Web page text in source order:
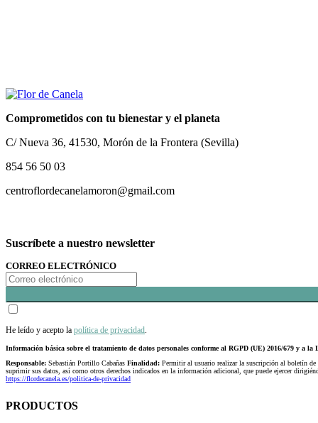
Comprometidos con tu bienestar y el planeta
C/ Nueva 36, 41530, Morón de la Frontera (Sevilla)
854 56 50 03
centroflordecanelamoron@gmail.com
Suscríbete a nuestro newsletter
CORREO ELECTRÓNICO
He leído y acepto la política de privacidad.
Información básica sobre el tratamiento de datos personales conforme al RGPD (UE) 2016/679 y a la
Responsable: Sebastián Portillo Cabañas Finalidad: Permitir al usuario realizar la suscripción al boletín
suprimir sus datos, así como otros derechos indicados en la información adicional, que puede ejercer
https://flordecanela.es/politica-de-privacidad
PRODUCTOS